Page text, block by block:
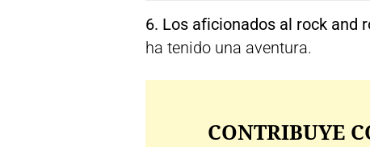
6. Los aficionados al rock and
ha tenido una aventura.
CONTRIBUYE